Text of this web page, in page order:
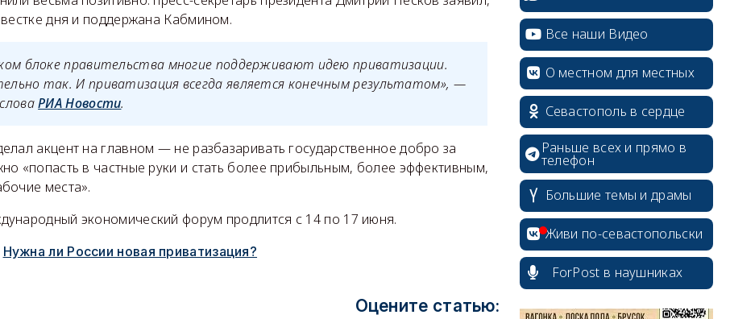
дня и поддержана Кабмином.
блоке правительства многие поддерживают идею приватизации.
так. И приватизация всегда является конечным результатом», —
РИА Новости.
акцент на главном — не разбазаривать государственное добро за
«попасть в частные руки и стать более прибыльным, более эффективным,
места».
экономический форум продлится с 14 по 17 июня.
Нужна ли России новая приватизация?
Оцените статью:
Все наши Видео
О местном для местных
Севастополь в сердце
Раньше всех и прямо в
телефон
Большие темы и драмы
Живи по-севастопольски
ForPost в наушниках
erid: 2SDnjcrDNw6